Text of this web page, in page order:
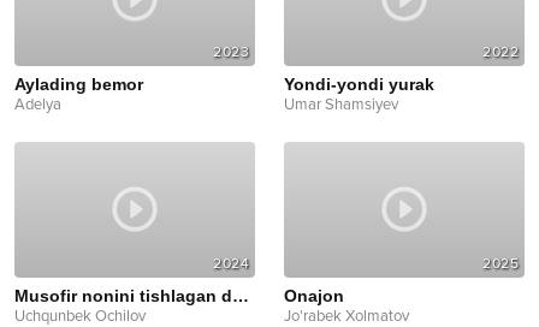
2023
Aylading bemor
Adelya
2022
Yondi-yondi yurak
Umar Shamsiyev
2024
Musofir nonini tishlagan dadam
Uchqunbek Ochilov
2025
Onajon
Jo'rabek Xolmatov